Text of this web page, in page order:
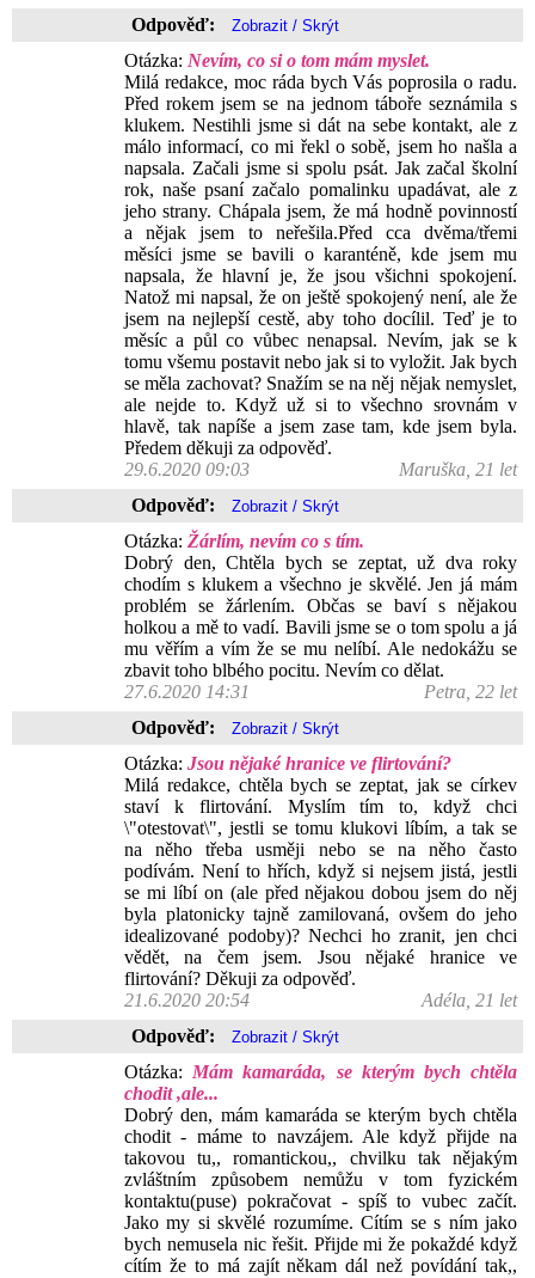
Odpověď:
Otázka: Nevím, co si o tom mám myslet.
Milá redakce, moc ráda bych Vás poprosila o radu.
Před rokem jsem se na jednom táboře seznámila s
klukem. Nestihli jsme si dát na sebe kontakt, ale z
málo informací, co mi řekl o sobě, jsem ho našla a
napsala. Začali jsme si spolu psát. Jak začal školní
rok, naše psaní začalo pomalinku upadávat, ale z
jeho strany. Chápala jsem, že má hodně povinností
a nějak jsem to neřešila.Před cca dvěma/třemi
měsíci jsme se bavili o karanténě, kde jsem mu
napsala, že hlavní je, že jsou všichni spokojení.
Natož mi napsal, že on ještě spokojený není, ale že
jsem na nejlepší cestě, aby toho docílil. Teď je to
měsíc a půl co vůbec nenapsal. Nevím, jak se k
tomu všemu postavit nebo jak si to vyložit. Jak bych
se měla zachovat? Snažím se na něj nějak nemyslet,
ale nejde to. Když už si to všechno srovnám v
hlavě, tak napíše a jsem zase tam, kde jsem byla.
Předem děkuji za odpověď.
29.6.2020 09:03
Maruška, 21 let
Odpověď:
Otázka: Žárlím, nevím co s tím.
Dobrý den, Chtěla bych se zeptat, už dva roky
chodím s klukem a všechno je skvělé. Jen já mám
problém se žárlením. Občas se baví s nějakou
holkou a mě to vadí. Bavili jsme se o tom spolu a já
mu věřím a vím že se mu nelíbí. Ale nedokážu se
zbavit toho blbého pocitu. Nevím co dělat.
27.6.2020 14:31
Petra, 22 let
Odpověď:
Otázka: Jsou nějaké hranice ve flirtování?
Milá redakce, chtěla bych se zeptat, jak se církev
staví k flirtování. Myslím tím to, když chci
\"otestovat\", jestli se tomu klukovi líbím, a tak se
na něho třeba usměji nebo se na něho často
podívám. Není to hřích, když si nejsem jistá, jestli
se mi líbí on (ale před nějakou dobou jsem do něj
byla platonicky tajně zamilovaná, ovšem do jeho
idealizované podoby)? Nechci ho zranit, jen chci
vědět, na čem jsem. Jsou nějaké hranice ve
flirtování? Děkuji za odpověď.
21.6.2020 20:54
Adéla, 21 let
Odpověď:
Otázka: Mám kamaráda, se kterým bych chtěla
chodit ,ale...
Dobrý den, mám kamaráda se kterým bych chtěla
chodit - máme to navzájem. Ale když přijde na
takovou tu,, romantickou,, chvilku tak nějakým
zvláštním způsobem nemůžu v tom fyzickém
kontaktu(puse) pokračovat - spíš to vubec začít.
Jako my si skvělé rozumíme. Cítím se s ním jako
bych nemusela nic řešit. Přijde mi že pokaždé když
cítím že to má zajít někam dál než povídání tak,,